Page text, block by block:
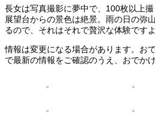
長女は写真撮影に夢中で、100枚以上
展望台からの景色は絶景。雨の日の弥
るので、それはそれで贅沢な体験ですよ
情報は変更になる場合があります。お
で最新の情報をご確認のうえ、おでかけ